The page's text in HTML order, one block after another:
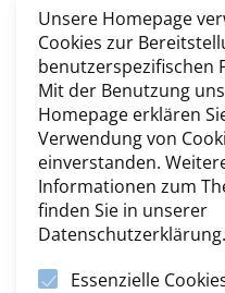
Katrin
}
Unsere Homepage
Cookies zur
benutzerspezifischen
Mit der Benutzung
Homepage erklären
Verwendung von
einverstanden.
Informationen zum
finden Sie in unserer
Datenschutzerklärung.
Essenzielle